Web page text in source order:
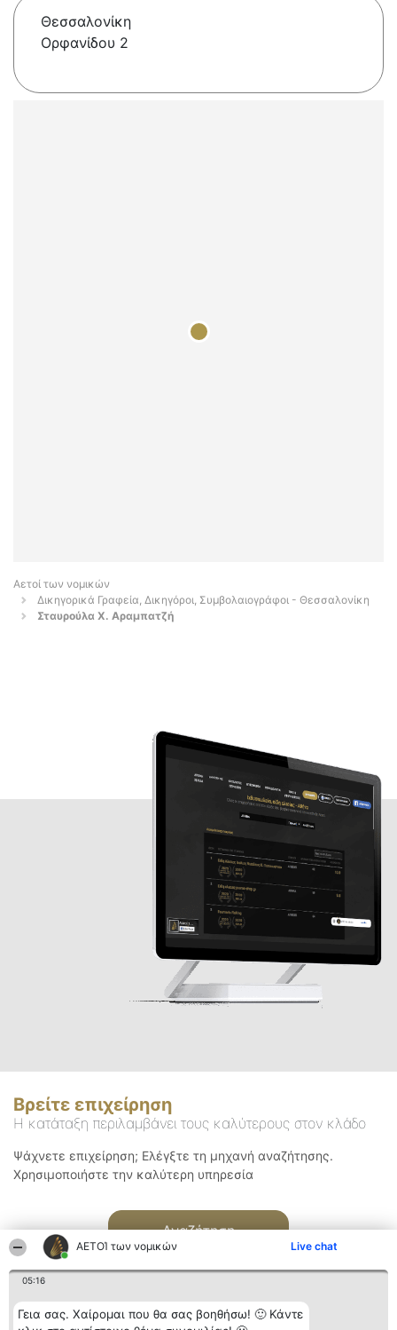
ΑΕΤΟΊ των νομικών Live chat
05:16
Γεια σας. Χαίρομαι που θα σας βοηθήσω! 🙂 Κάντε
Θεσσαλονίκη
Ορφανίδου 2
Αετοί των νομικών
Δικηγορικά Γραφεία, Δικηγόροι, Συμβολαιογράφοι - Θεσσαλονίκη
Σταυρούλα Χ. Αραμπατζή
Βρείτε επιχείρηση
Η κατάταξη περιλαμβάνει τους καλύτερους στον κλάδο
Ψάχνετε επιχείρηση; Ελέγξτε τη μηχανή αναζήτησης.
Χρησιμοποιήστε την καλύτερη υπηρεσία
Αναζήτηση